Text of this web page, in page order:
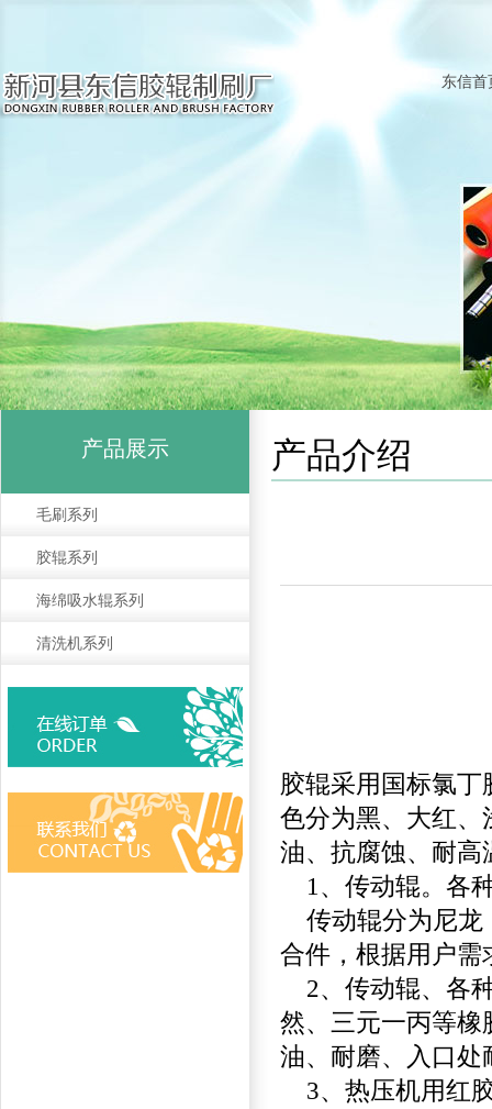
东信首
产品展示
毛刷系列
胶辊系列
海绵吸水辊系列
清洗机系列
产品介绍
胶辊采用国标氯丁
色分为黑、大红、
油、抗腐蚀、耐高
1 、传动辊。各
传动辊分为尼
合件，根据用户需
2、传动辊、各
然、三元一丙等橡
油、耐磨、入口处
3、热压机用红